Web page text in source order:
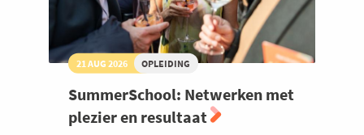
21 AUG 2026 OPLEIDING
SummerSchool: Netwerken met
plezier en resultaat